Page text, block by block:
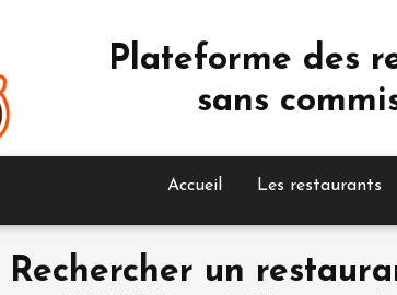
Plateforme des
sans
Accueil Les restaurants
Rechercher un